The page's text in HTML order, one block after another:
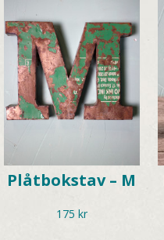
Plåtbokstav – M
175 kr